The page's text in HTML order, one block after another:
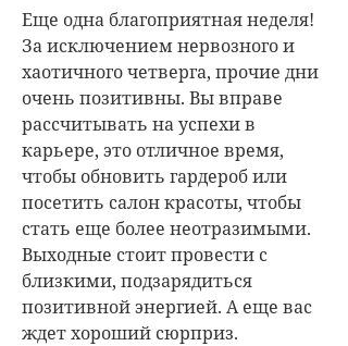
Еще одна благоприятная неделя!
За исключением нервозного и
хаотичного четверга, прочие дни
очень позитивны. Вы вправе
рассчитывать на успехи в
карьере, это отличное время,
чтобы обновить гардероб или
посетить салон красоты, чтобы
стать еще более неотразимыми.
Выходные стоит провести с
близкими, подзарядиться
позитивной энергией. А еще вас
ждет хороший сюрприз.